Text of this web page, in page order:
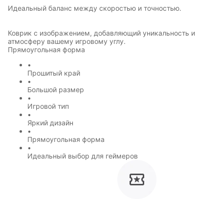
Идеальный баланс между скоростью и точностью.
Коврик с изображением, добавляющий уникальность и
атмосферу вашему игровому углу.
Прямоугольная форма
•
Прошитый край
•
Большой размер
•
Игровой тип
•
Яркий дизайн
•
Прямоугольная форма
•
Идеальный выбор для геймеров
Символы
года
Профессии